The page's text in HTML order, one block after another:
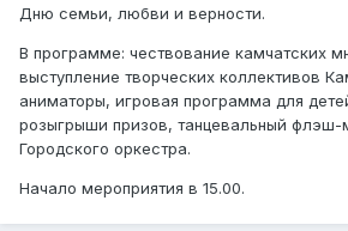
Дню семьи, любви и верности.
В программе: чествование камчатских
выступление творческих коллективов
аниматоры, игровая программа для
розыгрыши призов, танцевальный флэш-
Городского оркестра.
Начало мероприятия в 15.00.